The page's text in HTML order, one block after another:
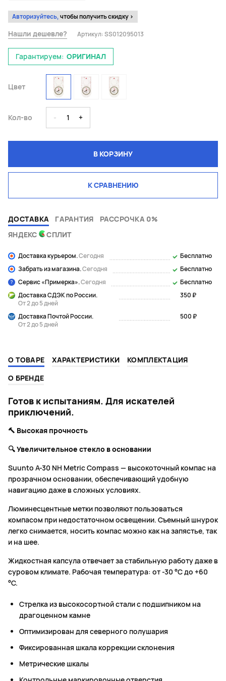
Авторизуйтесь,чтобы получить скидку >
Нашли дешевле? Артикул:SS012095013
Гарантируем: ОРИГИНАЛ
Цвет
Кол-во - 1 +
В КОРЗИНУ
К СРАВНЕНИЮ
ДОСТАВКА ГАРАНТИЯ
РАССРОЧКА 0%
ЯНДЕКС
СПЛИТ
Доставка курьером.Сегодня
Бесплатно
Забрать из магазина.Сегодня
Бесплатно
Сервис «Примерка».Сегодня
Бесплатно
Доставка СДЭК по России.
От 2 до 5 дней
350 ₽
Доставка Почтой России.
От 2 до 5 дней
500 ₽
О ТОВАРЕ ХАРАКТЕРИСТИКИ
КОМПЛЕКТАЦИЯ
О БРЕНДЕ
Готов к испытаниям. Для искателей
приключений.
🔨 Высокая прочность
🔍 Увеличительное стекло в основании
Suunto A-30 NH Metric Compass — высокоточный компас на
прозрачном основании, обеспечивающий удобную
навигацию даже в сложных условиях.
Люминесцентные метки позволяют пользоваться
компасом при недостаточном освещении. Съемный шнурок
легко снимается, носить компас можно как на запястье, так
и на шее.
Жидкостная капсула отвечает за стабильную работу даже в
суровом климате. Рабочая температура: от -30 °C до +60
°C.
Стрелка из высокосортной стали с подшипником на
драгоценном камне
Оптимизирован для северного полушария
Фиксированная шкала коррекции склонения
Метрические шкалы